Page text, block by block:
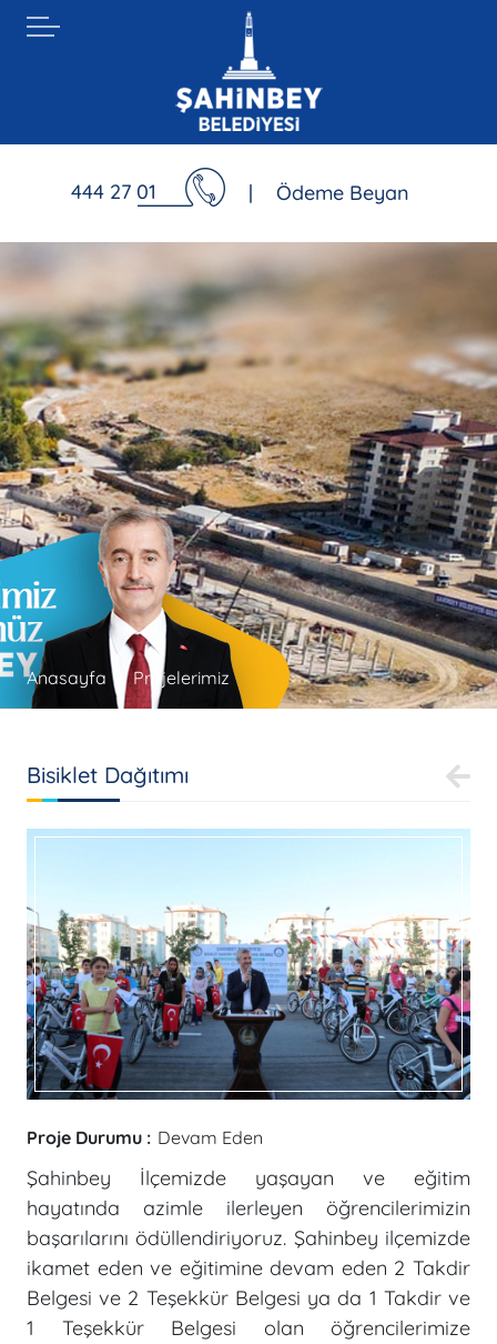
444 27 01 | Ödeme Beyan
Anasayfa Projelerimiz
Bisiklet Dağıtımı
Proje Durumu : Devam Eden
Şahinbey İlçemizde yaşayan ve eğitim
hayatında azimle ilerleyen öğrencilerimizin
başarılarını ödüllendiriyoruz. Şahinbey ilçemizde
ikamet eden ve eğitimine devam eden 2 Takdir
Belgesi ve 2 Teşekkür Belgesi ya da 1 Takdir ve
1 Teşekkür Belgesi olan öğrencilerimize